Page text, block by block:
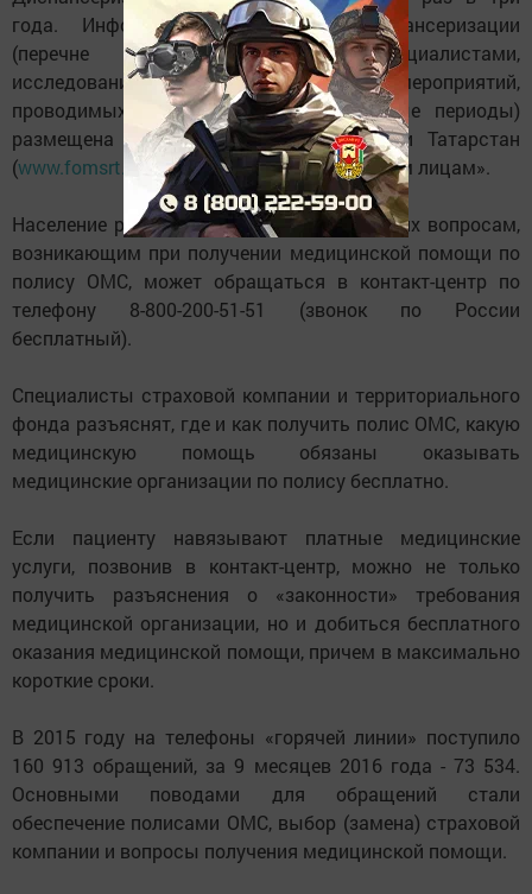
года. Информация об объеме диспансеризации
(перечне осмотров врачами-специалистами,
исследований и иных медицинских мероприятий,
проводимых в определенные возрастные периоды)
размещена на сайте ТФОМС Республики Татарстан
(www.fomsrt.ru ) в разделе «Застрахованным лицам».
Население республики по интересующим их вопросам,
возникающим при получении медицинской помощи по
полису ОМС, может обращаться в контакт-центр по
телефону 8-800-200-51-51 (звонок по России
бесплатный).
Специалисты страховой компании и территориального
фонда разъяснят, где и как получить полис ОМС, какую
медицинскую помощь обязаны оказывать
медицинские организации по полису бесплатно.
Если пациенту навязывают платные медицинские
услуги, позвонив в контакт-центр, можно не только
получить разъяснения о «законности» требования
медицинской организации, но и добиться бесплатного
оказания медицинской помощи, причем в максимально
короткие сроки.
В 2015 году на телефоны «горячей линии» поступило
160 913 обращений, за 9 месяцев 2016 года - 73 534.
Основными поводами для обращений стали
обеспечение полисами ОМС, выбор (замена) страховой
компании и вопросы получения медицинской помощи.